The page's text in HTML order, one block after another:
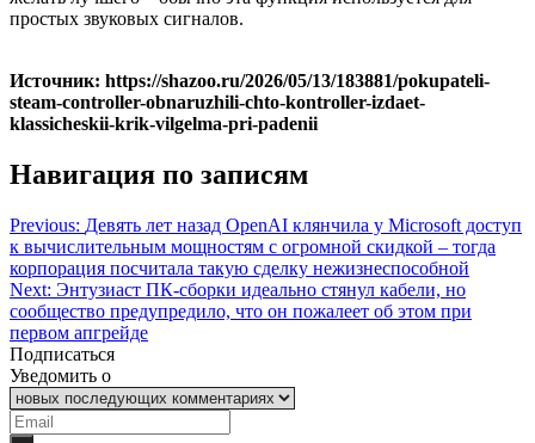
простых звуковых сигналов.
Источник: https://shazoo.ru/2026/05/13/183881/pokupateli-
steam-controller-obnaruzhili-chto-kontroller-izdaet-
klassicheskii-krik-vilgelma-pri-padenii
Навигация по записям
Previous: Девять лет назад OpenAI клянчила у Microsoft доступ
к вычислительным мощностям с огромной скидкой – тогда
корпорация посчитала такую сделку нежизнеспособной
Next: Энтузиаст ПК-сборки идеально стянул кабели, но
сообщество предупредило, что он пожалеет об этом при
первом апгрейде
Подписаться
Уведомить о